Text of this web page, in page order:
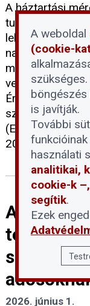
A háztartási
tulajdonosai
lehetőség, hogy
napelemes
veszteségeikért.
Érdekvédelmi
szerint az
(EJEB)
2026. június
A
tervezett
segítség
2026. június 1.
A weboldal
(cookie-
böngészés
is javítják.
További
használati
analitikai,
cookie-k
segítik.
Ezek